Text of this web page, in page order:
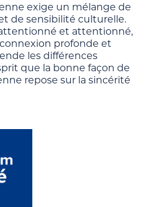
exige un mélange de
de sensibilité culturelle.
et attentionné,
profonde et
les différences
que la bonne façon de
repose sur la sincérité